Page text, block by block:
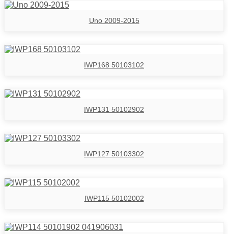
Uno 2009-2015
IWP168 50103102
IWP131 50102902
IWP127 50103302
IWP115 50102002